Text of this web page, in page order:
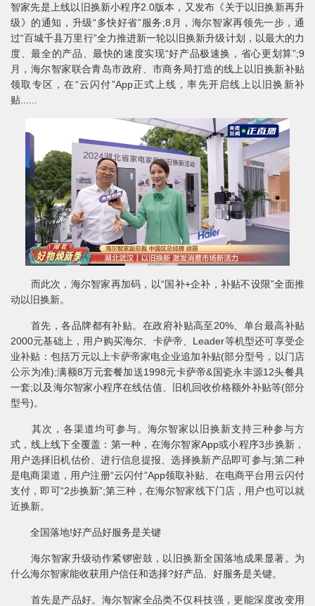
智家先是上线以旧换新小程序2.0版本，又发布《关于以旧换新再升
级》的通知，升级“多快好省”服务;8月，海尔智家再领先一步，通
过“百城千县万里行”全力推进新一轮以旧换新升级计划，以最大的力
度、最全的产品、最快的速度实现“好产品极速换，省心更划算”;9
月，海尔智家联合青岛市政府、市商务局打造的线上以旧换新补贴
领取专区，在“云闪付”App正式上线，率先开启线上以旧换新补
贴......
而此次，海尔智家再加码，以“国补+企补，补贴不设限”全面推
动以旧换新。
首先，各品牌都有补贴。在政府补贴高至20%、单台最高补贴
2000元基础上，用户购买海尔、卡萨帝、Leader等机型还可享受企
业补贴：包括万元以上卡萨帝家电企业追加补贴(部分型号，以门店
公示为准);满额8万元套餐加送1998元卡萨帝&国瓷永丰源12头餐具
一套;以及海尔智家小程序在线估值、旧机回收价格额外补贴等(部分
型号)。
其次，各渠道均可参与。海尔智家以旧换新支持三种参与方
式，线上线下全覆盖：第一种，在海尔智家App或小程序3步换新，
用户选择旧机估价、进行信息提报、选择换新产品即可参与;第二种
是电商渠道，用户注册“云闪付”App领取补贴、在电商平台用云闪付
支付，即可“2步换新”;第三种，在海尔智家线下门店，用户也可以就
近换新。
全国落地!好产品好服务是关键
海尔智家升级动作紧锣密鼓，以旧换新全国落地成果显著。为
什么海尔智家能收获用户信任和选择?好产品、好服务是关键。
首先是产品好。海尔智家全品类不仅科技强，更能深度改变用